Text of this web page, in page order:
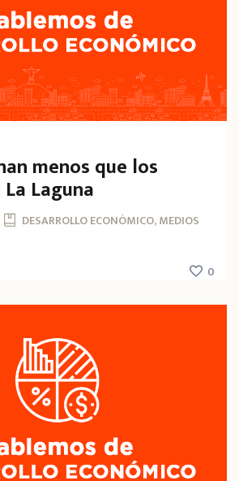
menos que los
Laguna
DESARROLLO ECONÓMICO, MEDIOS
0